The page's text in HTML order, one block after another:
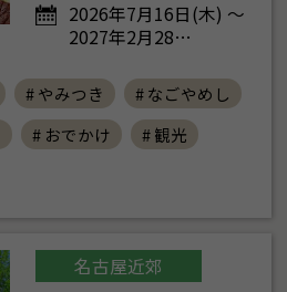
2026年7月16日(木) ～
2027年2月28…
# やみつき
# なごやめし
# おでかけ
# 観光
名古屋近郊